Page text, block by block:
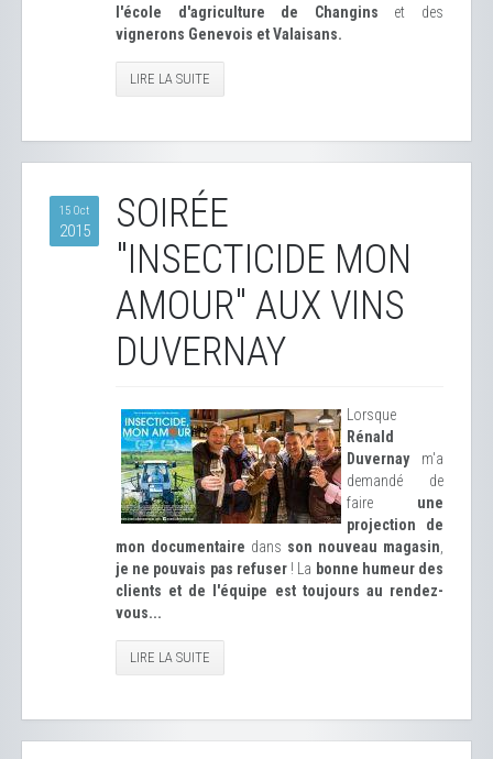
l'école d'agriculture de Changins et des
vignerons Genevois et Valaisans.
LIRE LA SUITE
15 Oct
2015
SOIRÉE
"INSECTICIDE MON
AMOUR" AUX VINS
DUVERNAY
Lorsque
Rénald
Duvernaym'a
demandé de
faire une
projection de
mon documentaire dans son nouveau magasin
je ne pouvais pas refuser! La bonne humeur des
clients et de l'équipe est toujours au rendez-
vous...
LIRE LA SUITE